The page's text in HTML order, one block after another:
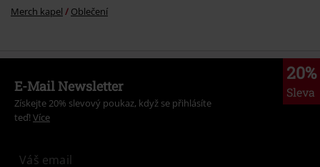
Merch kapel Oblečení
20%
Sleva
E-Mail Newsletter
Získejte 20% slevový poukaz, když se přihlásíte
teď! Více